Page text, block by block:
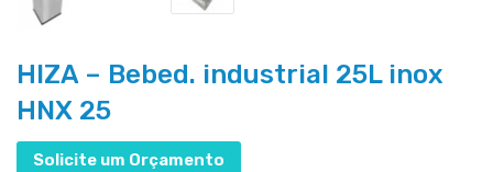
HIZA – Bebed. industrial 25L inox
HNX 25
Solicite um Orçamento